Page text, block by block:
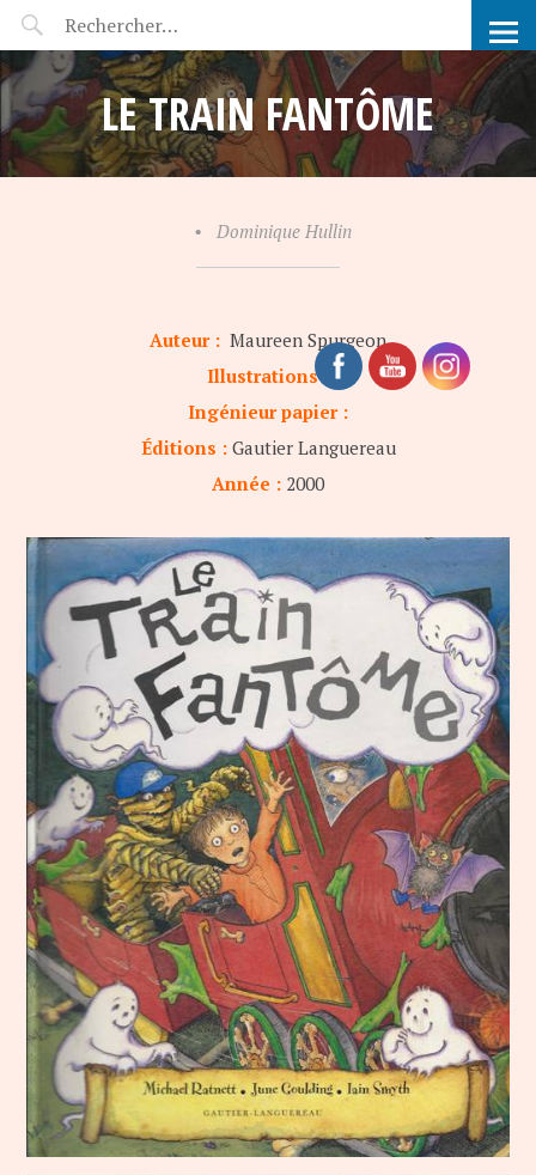
POP-UP FÉERIE
LE TRAIN FANTÔME
• Dominique Hullin
Auteur : Maureen Spurgeon
Illustrations :
Ingénieur papier :
Éditions :Gautier Languereau
Année : 2000